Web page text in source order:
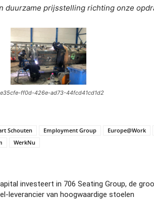
duurzame prijsstelling richting onze
ff0d-426e-ad73-44fcd41cd1d2
Schouten Employment Group Europe@Work
WerkNu
investeert in 706 Seating Group, de
leverancier van hoogwaardige stoelen